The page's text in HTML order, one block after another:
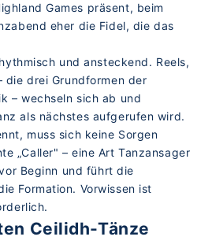
Games präsent, beim
eher die Fidel, die das
und ansteckend. Reels,
die drei Grundformen der
– wechseln sich ab und
als nächstes aufgerufen wird.
muss sich keine Sorgen
„Caller" – eine Art Tanzansager
Beginn und führt die
Formation. Vorwissen ist
Ceilidh-Tänze